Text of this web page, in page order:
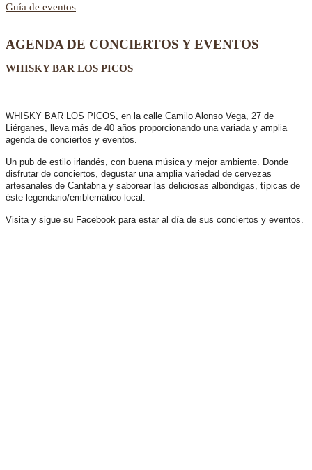
Guía de eventos
AGENDA DE CONCIERTOS Y EVENTOS
WHISKY BAR LOS PICOS
WHISKY BAR LOS PICOS, en la calle Camilo Alonso Vega, 27 de
Liérganes, lleva más de 40 años proporcionando una variada y amplia
agenda de conciertos y eventos.
Un pub de estilo irlandés, con buena música y mejor ambiente. Donde
disfrutar de conciertos, degustar una amplia variedad de cervezas
artesanales de Cantabria y saborear las deliciosas albóndigas, típicas de
éste legendario/emblemático local.
Visita y sigue su Facebook para estar al día de sus conciertos y eventos.